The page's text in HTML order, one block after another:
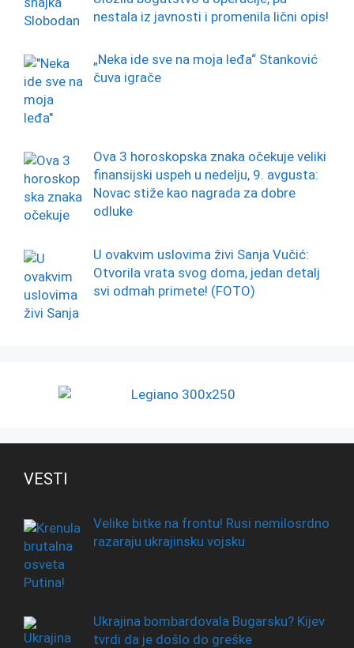
nestala iz javnosti i promenila lični opis!
„Neka ide sve na moja leđa“ Stanković
čuva igrače
Ova 3 horoskopska znaka očekuje veliki
finansijski uspeh u nedelju, 9. avgusta:
Novac stiže kao nagrada za dobre
odluke
U ovakvim uslovima živi Sanja Vučić:
Otvorila vrata svog doma, jedan detalj
svi odmah primete! (FOTO)
VESTI
Velike bitke na frontu! Rusi nemilosrdno
razaraju ukrajinsku vojsku
Ukrajina bombardovala Bugarsku? Kijev
tvrdi da je došlo do greške